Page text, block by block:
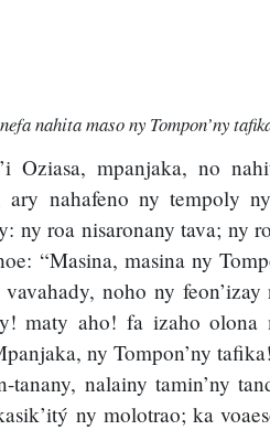
nahita maso ny Tompon’ny
Oziasa, mpanjaka, no
nahafeno ny tempoly
ny roa nisaronany tava; ny
“Masina, masina ny
noho ny
maty aho! fa izaho
ny Tompon’ny
tanany, nalainy tamin’ny
ny molotrao; ka